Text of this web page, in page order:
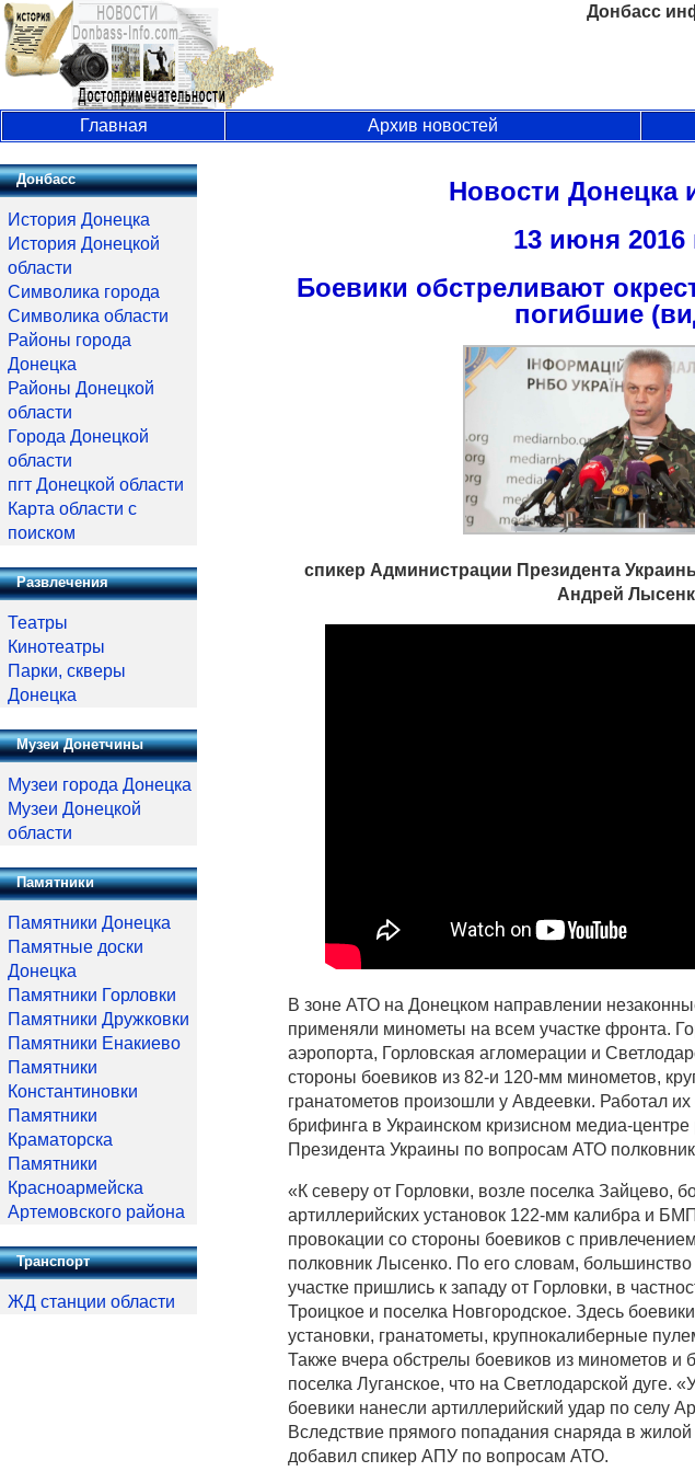
Донбасс
Главная Архив новостей
Новости Донецка
13 июня 2016
Боевики обстреливают
погибшие
спикер Администрации Президента
Андрей
В зоне АТО на Донецком направлении
применяли минометы на всем участке фронта.
аэропорта, Горловская агломерации и
стороны боевиков из 82-и 120-мм минометов,
гранатометов произошли у Авдеевки. Работал
брифинга в Украинском кризисном медиа-
Президента Украины по вопросам АТО
«К северу от Горловки, возле поселка Зайцево,
артиллерийских установок 122-мм калибра и
провокации со стороны боевиков с
полковник Лысенко. По его словам,
участке пришлись к западу от Горловки, в
Троицкое и поселка Новгородское. Здесь
установки, гранатометы, крупнокалиберные
Также вчера обстрелы боевиков из минометов и
поселка Луганское, что на Светлодарской дуге.
боевики нанесли артиллерийский удар по селу
Вследствие прямого попадания снаряда в
добавил спикер АПУ по вопросам АТО.
Донбасс
История Донецка
История Донецкой
области
Символика города
Символика области
Районы города
Донецка
Районы Донецкой
области
Города Донецкой
области
пгт Донецкой области
Карта области с
поиском
Развлечения
Театры
Кинотеатры
Парки, скверы
Донецка
Музеи Донетчины
Музеи города Донецка
Музеи Донецкой
области
Памятники
Памятники Донецка
Памятные доски
Донецка
Памятники Горловки
Памятники Дружковки
Памятники Енакиево
Памятники
Константиновки
Памятники
Краматорска
Памятники
Красноармейска
Артемовского района
Транспорт
ЖД станции области